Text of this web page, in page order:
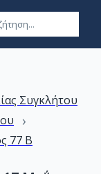
Συγκλήτου
›
77 Β